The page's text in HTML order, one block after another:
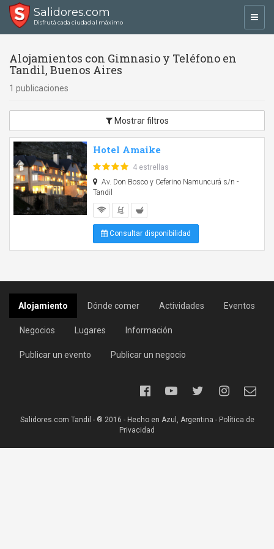
Salidores.com
Disfrutá cada ciudad al máximo
Alojamientos con Gimnasio y Teléfono en
Tandil, Buenos Aires
1 publicaciones
Mostrar filtros
Hotel Amaike
4 estrellas
Av. Don Bosco y Ceferino Namuncurá s/n -
Tandil
Consultar disponibilidad
Alojamiento Dónde comer Actividades Eventos
Negocios Lugares Información
Publicar un evento Publicar un negocio
Salidores.com Tandil - ® 2016 - Hecho en Azul, Argentina - Política de
Privacidad